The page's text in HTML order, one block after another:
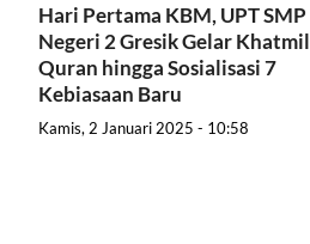
Hari Pertama KBM, UPT SMP
Negeri 2 Gresik Gelar Khatmil
Quran hingga Sosialisasi 7
Kebiasaan Baru
Kamis, 2 Januari 2025 - 10:58